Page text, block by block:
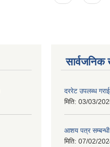
दररेट उपलब्ध
मिति: 03/03/
आशय पत्र
मिति: 07/02/